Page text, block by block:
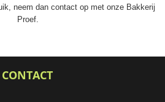
neem dan contact op met onze Bakkerij
Proef.
CONTACT